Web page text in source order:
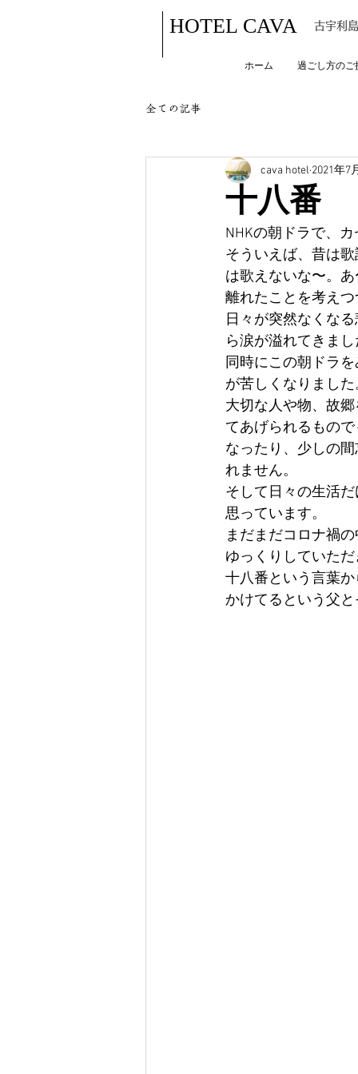
HOTEL CAVA 古宇利
ホーム 過ごし方のご
全ての記事
十八番
cava hotel 2021年7
NHKの朝ドラで、
そういえば、昔は
は歌えないな〜。
離れたことを考え
日々が突然なくな
ら涙が溢れてきま
同時にこの朝ドラ
が苦しくなりました
大切な人や物、故
てあげられるもの
なったり、少しの
れません。
そして日々の生活
思っています。
まだまだコロナ禍
ゆっくりしていた
十八番という言葉
かけてるという父